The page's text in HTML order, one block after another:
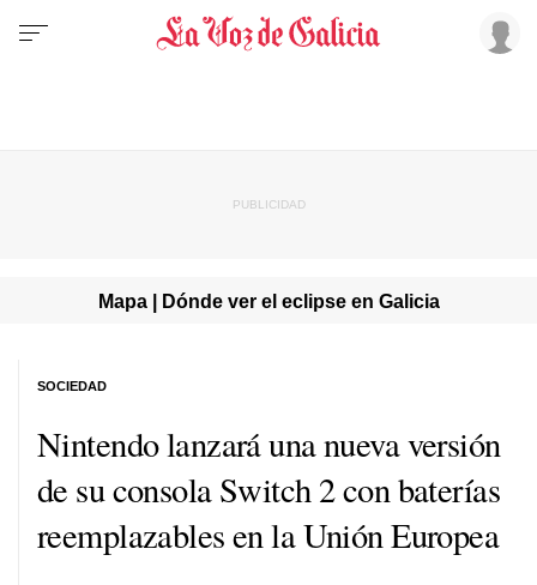
Mapa | Dónde ver el eclipse en Galicia
Nintendo lanzará una nueva versión
de su consola Switch 2 con baterías
reemplazables en la Unión Europea
SOCIEDAD